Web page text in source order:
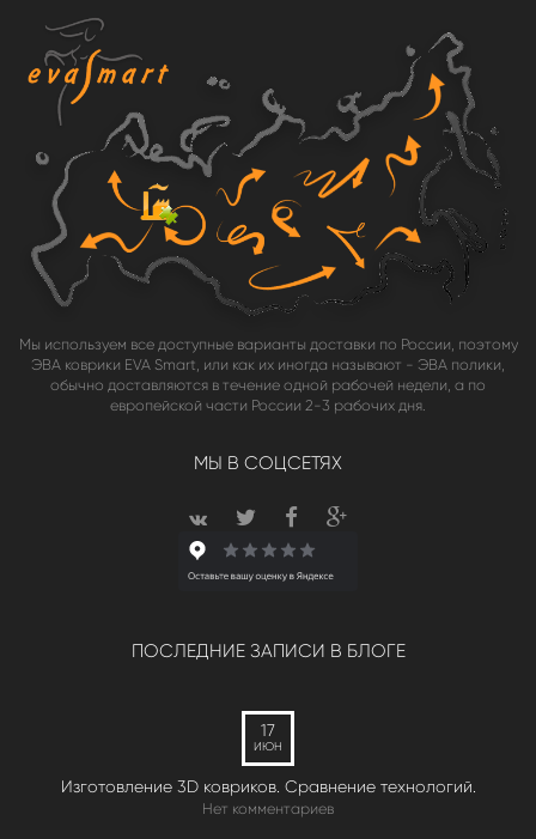
Мы используем все доступные варианты доставки по России, поэтому
ЭВА коврики EVA Smart, или как их иногда называют - ЭВА полики,
обычно доставляются в течение одной рабочей недели, а по
европейской части России 2-3 рабочих дня.
МЫ В СОЦСЕТЯХ
ПОСЛЕДНИЕ ЗАПИСИ В БЛОГЕ
17
ИЮН
Изготовление 3D ковриков. Сравнение технологий.
Нет комментариев